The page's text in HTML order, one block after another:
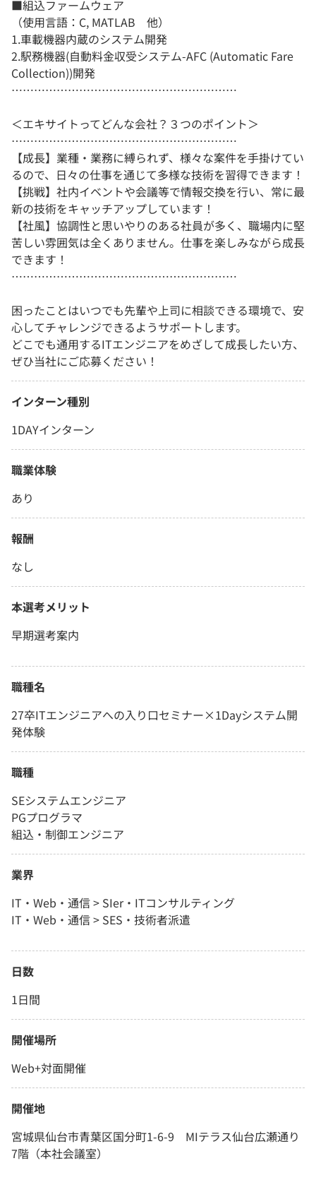
■組込ファームウェア
（使用言語：C, MATLAB 他）
1.車載機器内蔵のシステム開発
2.駅務機器(自動料金収受システム-AFC (Automatic Fare
Collection))開発
……………………………………………………
＜エキサイトってどんな会社？３つのポイント＞
……………………………………………………
【成長】業種・業務に縛られず、様々な案件を手掛けてい
るので、日々の仕事を通じて多様な技術を習得できます！
【挑戦】社内イベントや会議等で情報交換を行い、常に最
新の技術をキャッチアップしています！
【社風】協調性と思いやりのある社員が多く、職場内に堅
苦しい雰囲気は全くありません。仕事を楽しみながら成長
できます！
……………………………………………………
困ったことはいつでも先輩や上司に相談できる環境で、安
心してチャレンジできるようサポートします。
どこでも通用するITエンジニアをめざして成長したい方、
ぜひ当社にご応募ください！
インターン種別
1DAYインターン
職業体験
あり
報酬
なし
本選考メリット
早期選考案内
職種名
27卒ITエンジニアへの入り口セミナー×1Dayシステム開
発体験
職種
SEシステムエンジニア
PGプログラマ
組込・制御エンジニア
業界
IT・Web・通信 > SIer・ITコンサルティング
IT・Web・通信 > SES・技術者派遣
日数
1日間
開催場所
Web+対面開催
開催地
宮城県仙台市青葉区国分町1-6-9 MIテラス仙台広瀬通り
7階（本社会議室）